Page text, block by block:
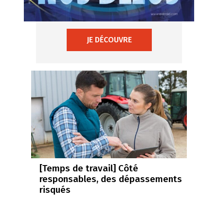
JE DÉCOUVRE
[Temps de travail] Côté
responsables, des dépassements
risqués